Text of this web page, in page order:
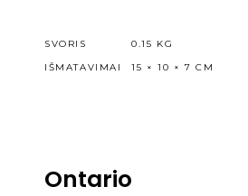
SVORIS
0.15 KG
IŠMATAVIMAI
15 × 10 × 7 CM
Ontario